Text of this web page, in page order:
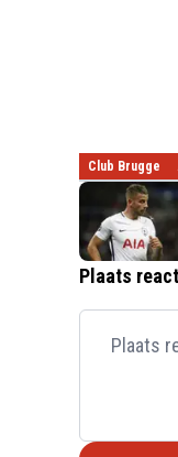
Club Brugge
Plaats